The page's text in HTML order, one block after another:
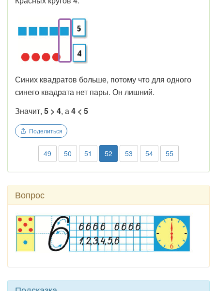
Синих квадратов больше, потому что для одного
синего квадрата нет пары. Он лишний.
Значит, 5 > 4, а4 < 5
Поделиться
49 50 51 52 53 54 55
Вопрос